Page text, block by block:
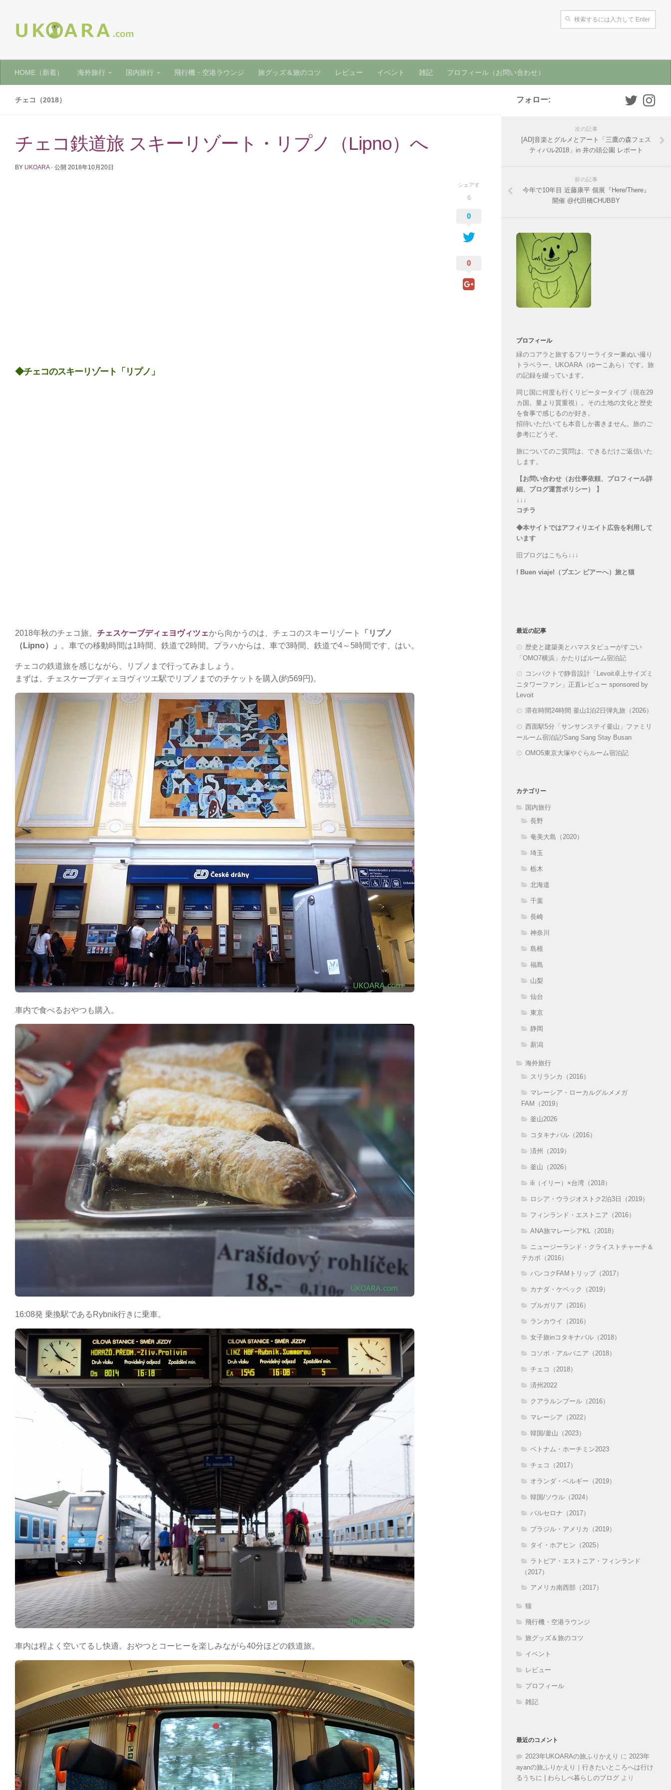
HOME（新着） 海外旅行 国内旅行 飛行機・空港ラウンジ 旅グッズ＆旅のコツ レビュー イベント 雑記 プロフィール（お問い合わせ）
チェコ（2018）
チェコ鉄道旅 スキーリゾート・リプノ（Lipno）へ
BY UKOARA · 公開 2018年10月20日
◆チェコのスキーリゾート「リプノ」
2018年秋のチェコ旅。 チェスケーブディェヨヴィツェから向かうのは、チェコのスキーリゾート
「リプノ
（Lipno）」
。車での移動時間は1時間、鉄道で2時間。プラハからは、車で3時間、鉄道で4～5時間です、はい。
チェコの鉄道旅を感じながら、リプノまで行ってみましょう。
まずは、チェスケーブディェヨヴィツエ駅でリプノまでのチケットを購入(約569円)。
車内で食べるおやつも購入。
16:08発 乗換駅であるRybnik行きに乗車。
車内は程よく空いてるし快適。おやつとコーヒーを楽しみながら40分ほどの鉄道旅。
シェアす
る
0
0
フォロー:
次の記事
[AD]音楽とグルメとアート「三鷹の森フェス
ティバル2018」in 井の頭公園 レポート
前の記事
今年で10年目 近藤康平 個展『Here/There』
開催 @代田橋CHUBBY
プロフィール
緑のコアラと旅するフリーライター兼ぬい撮り
トラベラー、UKOARA（ゆーこあら）です。旅
の記録を綴っています。
同じ国に何度も行くリピータータイプ（現在29
カ国。量より質重視）。その土地の文化と歴史
を食事で感じるのが好き。
招待いただいても本音しか書きません。旅のご
参考にどうぞ。
旅についてのご質問は、できるだけご返信いた
します。
【お問い合わせ（お仕事依頼、プロフィール詳
細、ブログ運営ポリシー） 】
↓↓↓
コチラ
◆本サイトではアフィリエイト広告を利用して
います
旧ブログはこちら↓↓↓
! Buen viaje!（ブエン ビアーへ）旅と猫
最近の記事
歴史と建築美とハマスタビューがすごい
「OMO7横浜」かたりばルーム宿泊記
コンパクトで静音設計「Levoit卓上サイズミ
ニタワーファン」正直レビュー sponsored by
Levoit
滞在時間24時間 釜山1泊2日弾丸旅（2026）
西面駅5分「サンサンステイ釜山」ファミリ
ールーム宿泊記/Sang Sang Stay Busan
OMO5東京大塚やぐらルーム宿泊記
カテゴリー
国内旅行
長野
奄美大島（2020）
埼玉
栃木
北海道
千葉
長崎
神奈川
島根
福島
山梨
仙台
東京
静岡
新潟
海外旅行
スリランカ（2016）
マレーシア・ローカルグルメメガ
FAM（2019）
釜山2026
コタキナバル（2016）
済州（2019）
釜山（2026）
ili（イリー）×台湾（2018）
ロシア・ウラジオストク2泊3日（2019）
フィンランド・エストニア（2016）
ANA旅マレーシアKL（2018）
ニュージーランド・クライストチャーチ＆
テカポ（2016）
バンコクFAMトリップ（2017）
カナダ・ケベック（2019）
ブルガリア（2016）
ランカウイ（2016）
女子旅inコタキナバル（2018）
コソボ・アルバニア（2018）
チェコ（2018）
済州2022
クアラルンプール（2016）
マレーシア（2022）
韓国/釜山（2023）
ベトナム・ホーチミン2023
チェコ（2017）
オランダ・ベルギー（2019）
韓国/ソウル（2024）
バルセロナ（2017）
ブラジル・アメリカ（2019）
タイ・ホアヒン（2025）
ラトビア・エストニア・フィンランド
（2017）
アメリカ南西部（2017）
猫
飛行機・空港ラウンジ
旅グッズ＆旅のコツ
イベント
レビュー
プロフィール
雑記
最近のコメント
2023年UKOARAの旅ふりかえり に 2023年
ayanの旅ふりかえり｜行きたいところへは行け
るうちに | わらしべ暮らしのブログ より